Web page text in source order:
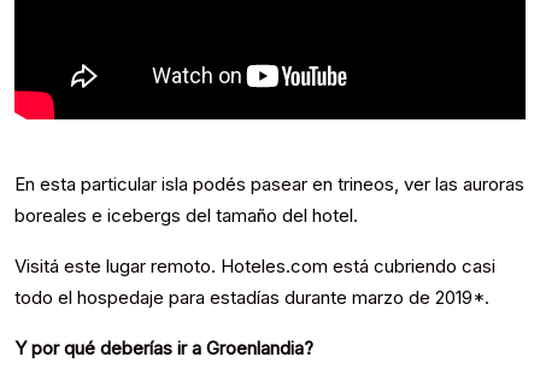
En esta particular isla podés pasear en trineos, ver las auroras
boreales e icebergs del tamaño del hotel.
Visitá este lugar remoto. Hoteles.com está cubriendo casi
todo el hospedaje para estadías durante marzo de 2019*.
Y por qué deberías ir a Groenlandia?